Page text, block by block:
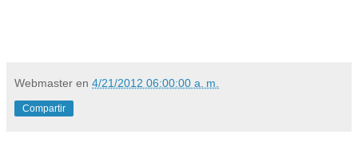
Webmaster en 4/21/2012 06:00:00 a. m.
Compartir